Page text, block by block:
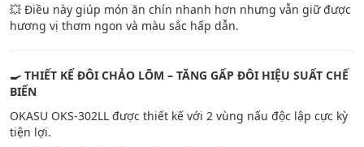
💥 Điều này giúp món ăn chín nhanh hơn nhưng vẫn giữ được
hương vị thơm ngon và màu sắc hấp dẫn.
🍳 THIẾT KẾ ĐÔI CHẢO LÕM – TĂNG GẤP ĐÔI HIỆU SUẤT CHẾ
BIẾN
OKASU OKS-302LL được thiết kế với 2 vùng nấu độc lập cực kỳ
tiện lợi.